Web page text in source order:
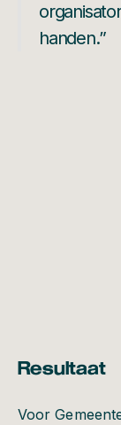
handen.”
Resultaat
Voor